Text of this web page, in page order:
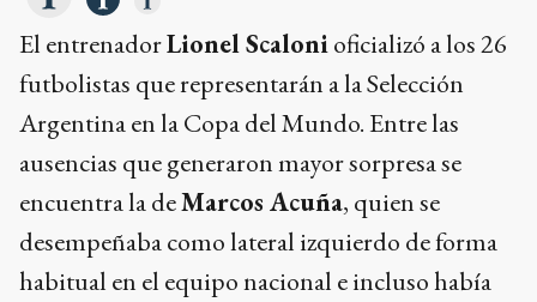
El entrenadorLionel Scalonioficializó a los 26
futbolistas que representarán a la Selección
Argentina en la Copa del Mundo. Entre las
ausencias que generaron mayor sorpresa se
encuentra la deMarcos Acuña, quien se
desempeñaba como lateral izquierdo de forma
habitual en el equipo nacional e incluso había